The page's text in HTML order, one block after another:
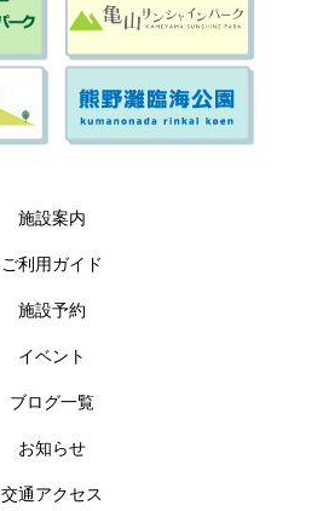
施設案内
ご利用ガイド
施設予約
イベント
ブログ一覧
お知らせ
交通アクセス